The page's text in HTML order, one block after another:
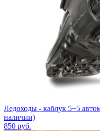
Ледоходы - каблук 5+5
наличии)
850 руб.